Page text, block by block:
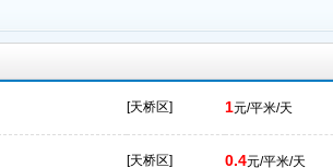
[天桥区] 1元/平米/天
[天桥区] 0.4元/平米/天